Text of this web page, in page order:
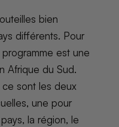
bien
différents. Pour
est une
Afrique du Sud.
ce sont les deux
une pour
la région, le